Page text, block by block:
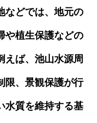
などでは、地元の
や植生保護などの
えば、池山水源周
限、景観保護が行
水質を維持する基